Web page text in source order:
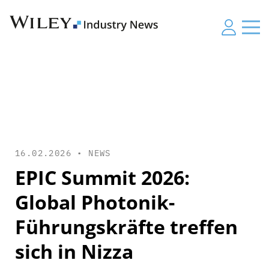
16.02.2026 • NEWS
EPIC Summit 2026:
Global Photonik-
Führungskräfte treffen
sich in Nizza